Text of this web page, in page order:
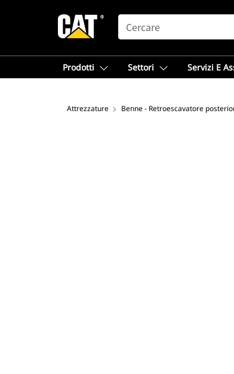
SEARCH
Prodotti Settori Servizi E
Attrezzature Benne - Retroescavatore